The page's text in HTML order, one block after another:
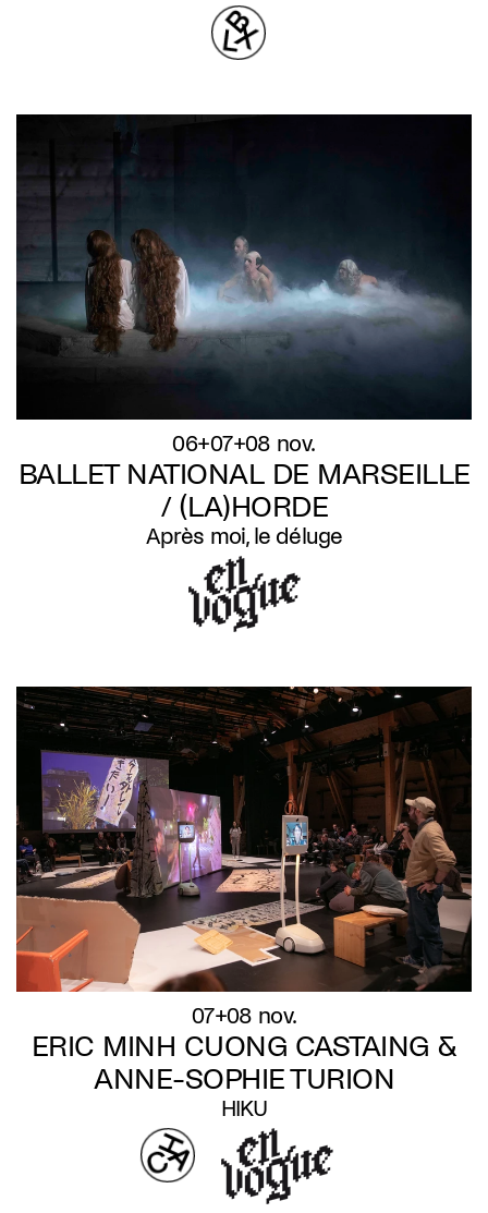
06+07+08 nov.
BALLET NATIONAL DE MARSEILLE
/ (LA)HORDE
Après moi, le déluge
07+08 nov.
ERIC MINH CUONG CASTAING &
ANNE-SOPHIE TURION
HIKU